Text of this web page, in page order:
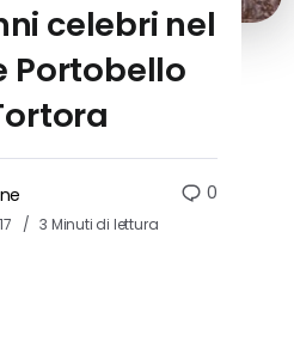
celebri nel
Portobello
3 Minuti di lettura
0